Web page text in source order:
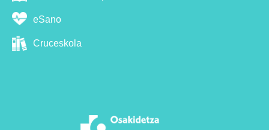
eSano
Cruceskola